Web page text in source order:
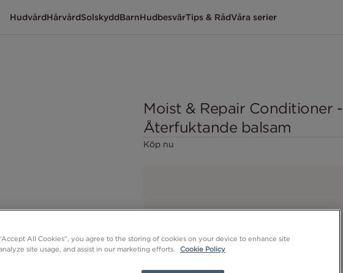
HudvårdHårvårdSolskyddBarnHudbesvärTips & RådVåra serier
Moist & Repair Conditioner -
Återfuktande balsam
Köp nu
All Cookies”, you agree to the storing of cookies on your device to enhance site
site usage, and assist in our marketing efforts.
Cookie Policy